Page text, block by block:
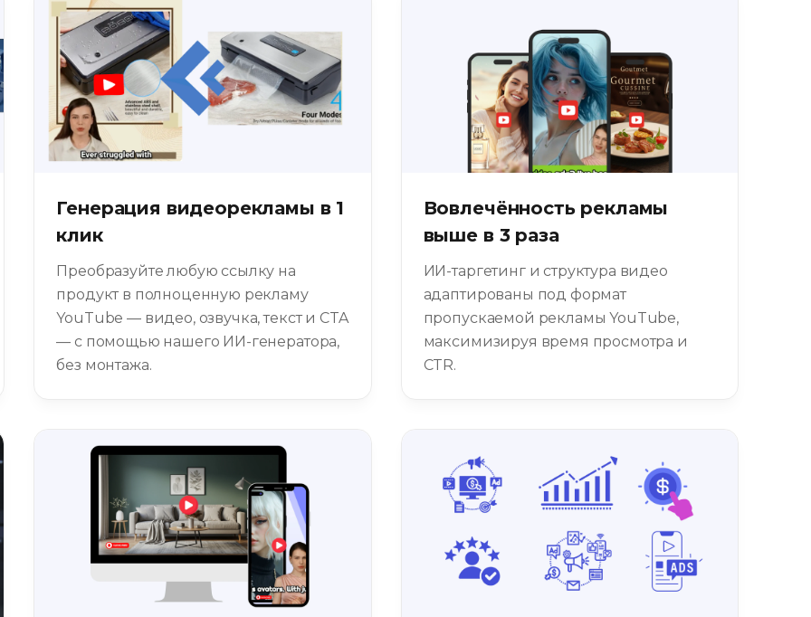
Генерация видеорекламы в 1
клик
Преобразуйте любую ссылку на
продукт в полноценную рекламу
YouTube — видео, озвучка, текст и CTA
— с помощью нашего ИИ-генератора,
без монтажа.
Вовлечённость рекламы
выше в 3 раза
ИИ-таргетинг и структура видео
адаптированы под формат
пропускаемой рекламы YouTube,
максимизируя время просмотра и
CTR.